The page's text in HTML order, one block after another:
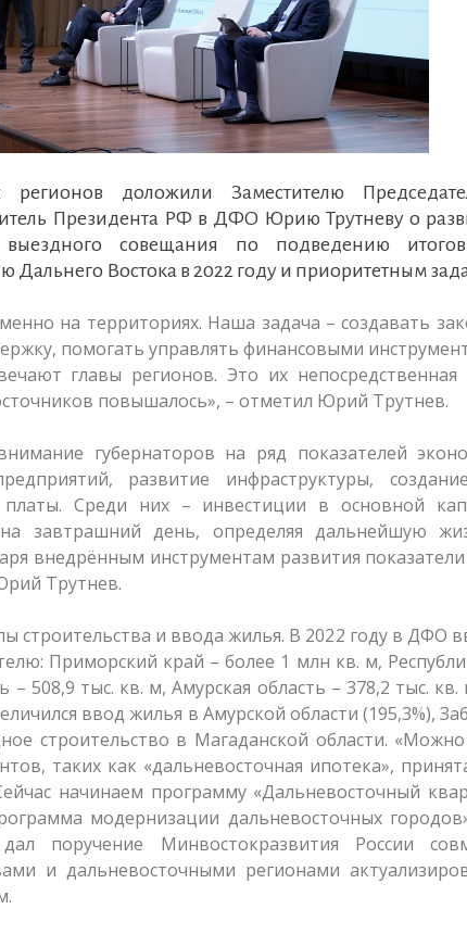
регионов доложили Заместителю
Президента РФ в ДФО Юрию Трутневу о
совещания по подведению
Дальнего Востока в 2022 году и приоритетным
на территориях. Наша задача – создавать
помогать управлять финансовыми
главы регионов. Это их
повышалось», – отметил Юрий Трутнев.
губернаторов на ряд показателей
развитие инфраструктуры,
Среди них – инвестиции в основной
завтрашний день, определяя дальнейшую
внедрённым инструментам развития
Трутнев.
строительства и ввода жилья. В 2022 году в ДФО
Приморский край – более 1 млн кв. м,
– 508,9 тыс. кв. м, Амурская область – 378,2 тыс.
ввод жилья в Амурской области (195,3%),
строительство в Магаданской области.
таких как «дальневосточная ипотека»,
начинаем программу «Дальневосточный
модернизации дальневосточных
поручение Минвостокразвития России
и дальневосточными регионами